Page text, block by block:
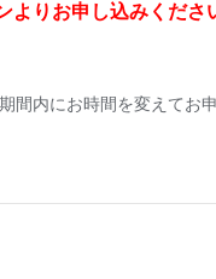
よりお申し込みくださ
内にお時間を変えてお